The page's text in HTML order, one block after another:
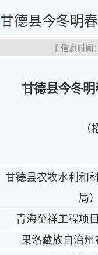
甘德县今冬明
【 信息时间
甘德县今冬
甘德县农牧水利和
局
青海至祥工程项
果洛藏族自治州